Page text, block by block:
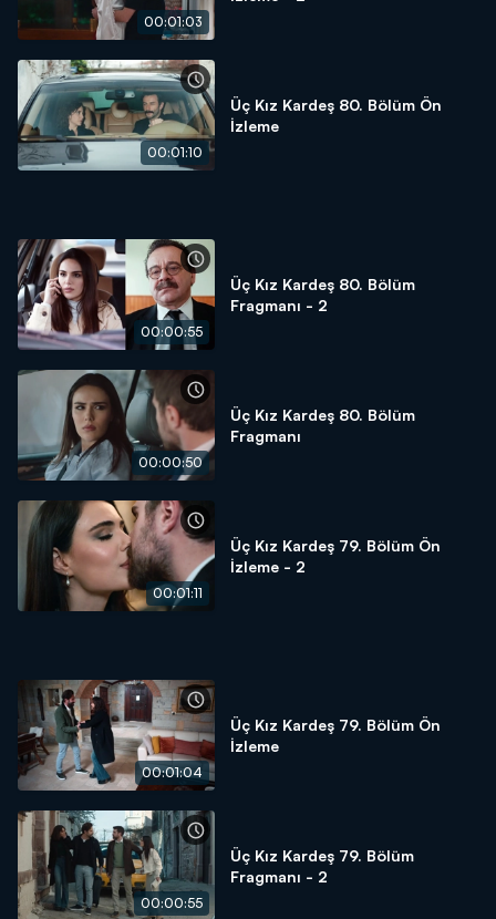
00:01:03
00:01:10
Üç Kız Kardeş 80. Bölüm Ön
İzleme
00:00:55
Üç Kız Kardeş 80. Bölüm
Fragmanı - 2
00:00:50
Üç Kız Kardeş 80. Bölüm
Fragmanı
00:01:11
Üç Kız Kardeş 79. Bölüm Ön
İzleme - 2
00:01:04
Üç Kız Kardeş 79. Bölüm Ön
İzleme
00:00:55
Üç Kız Kardeş 79. Bölüm
Fragmanı - 2